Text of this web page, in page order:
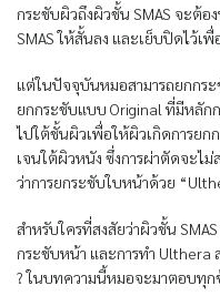
กระชับผิวถึงผิวชั้น SMAS จะต้
SMAS ให้สั้นลง และเย็บปิดไว้เ
แต่ในปัจจุบันหมอสามารถยกกร
ยกกระชับแบบ Original ที่มีหลักก
ไปใต้ชั้นผิวเพื่อให้ผิวเกิดการยก
เจนใต้ผิวหนัง ซึ่งการผ่าตัดจะไม่
ว่าการยกระชับใบหน้าด้วย
สำหรับใครที่สงสัยว่าผิวชั้น
กระชับหน้า และการทำ Ulthera
? ในบทความนี้หมอจะมาตอบทุก